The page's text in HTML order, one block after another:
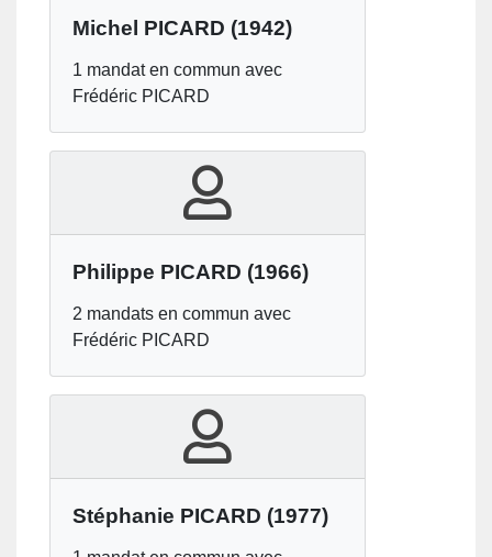
Michel PICARD (1942)
1 mandat en commun avec
Frédéric PICARD
Philippe PICARD (1966)
2 mandats en commun avec
Frédéric PICARD
Stéphanie PICARD (1977)